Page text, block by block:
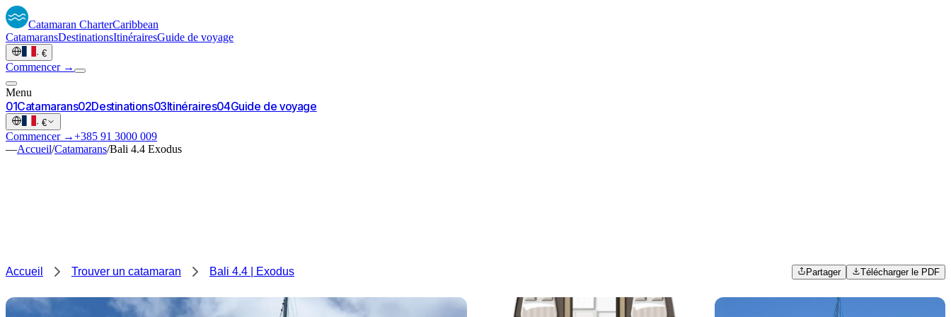
Catamaran CharterCaribbean
CatamaransDestinationsItinérairesGuide de voyage
· €
Commencer →
Menu
01Catamarans02Destinations03Itinéraires04Guide de voyage
· €
Commencer →+385 91 3000 009
—Accueil/Catamarans/Bali 4.4 Exodus
Accueil Trouver un catamaran Bali 4.4 | Exodus Partager Télécharger le PDF